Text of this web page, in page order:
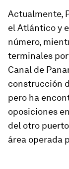
Actualmente,
el Atlántico y
número,
terminales
Canal de
construcción
pero ha
oposiciones
del otro
área operada